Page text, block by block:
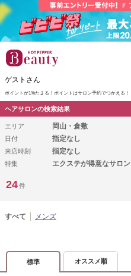
ゲストさん
ポイントが1%たまる！ ポイントはサロン予約でつかえる！
ヘアサロンの検索結果
エリア 岡山・倉敷
日付 指定なし
来店時刻 指定なし
特集 エクステが得意なサロン
24件
すべて メンズ
標準 オススメ順